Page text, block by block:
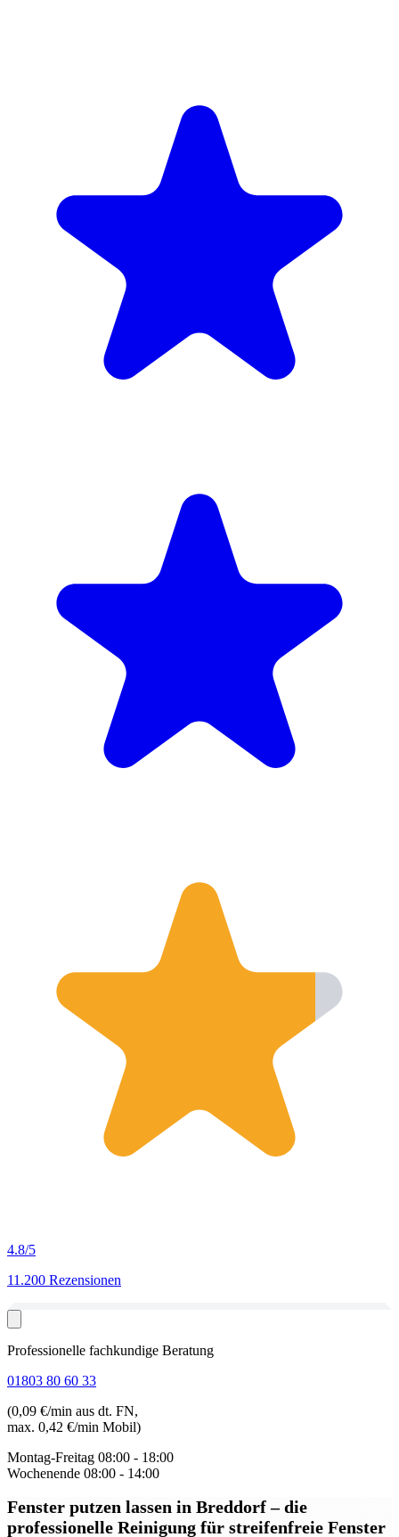
4.8/5
11.200 Rezensionen
Professionelle fachkundige Beratung
01803 80 60 33
(0,09 €/min aus dt. FN,
max. 0,42 €/min Mobil)
Montag-Freitag 08:00 - 18:00
Wochenende 08:00 - 14:00
Fenster putzen lassen in Breddorf– die
professionelle Reinigung für streifenfreie Fenster